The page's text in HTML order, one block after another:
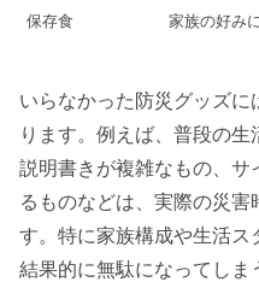
保存食 家族の好み
いらなかった防災グッズ
ります。例えば、普段の生
説明書きが複雑なもの、サ
るものなどは、実際の災
す。特に家族構成や生活ス
結果的に無駄になってしま